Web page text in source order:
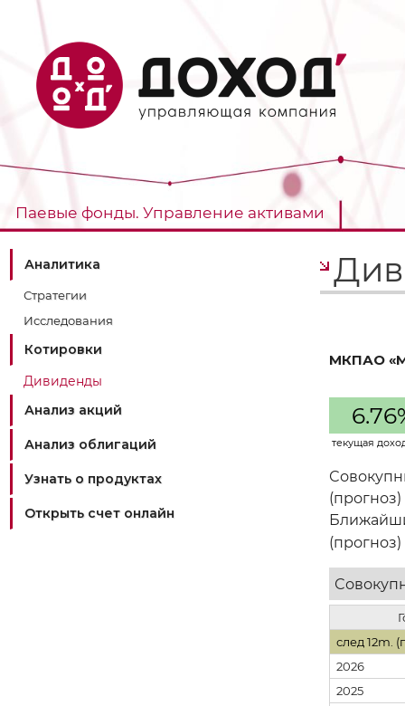
Паевые фонды. Управление активами
Аналитика
Стратегии
Исследования
Котировки
Дивиденды
Анализ акций
Анализ облигаций
Узнать о продуктах
Открыть счет онлайн
МКПАО
текущая
(прогноз)
(прогноз)
след 12m.
2026
2025